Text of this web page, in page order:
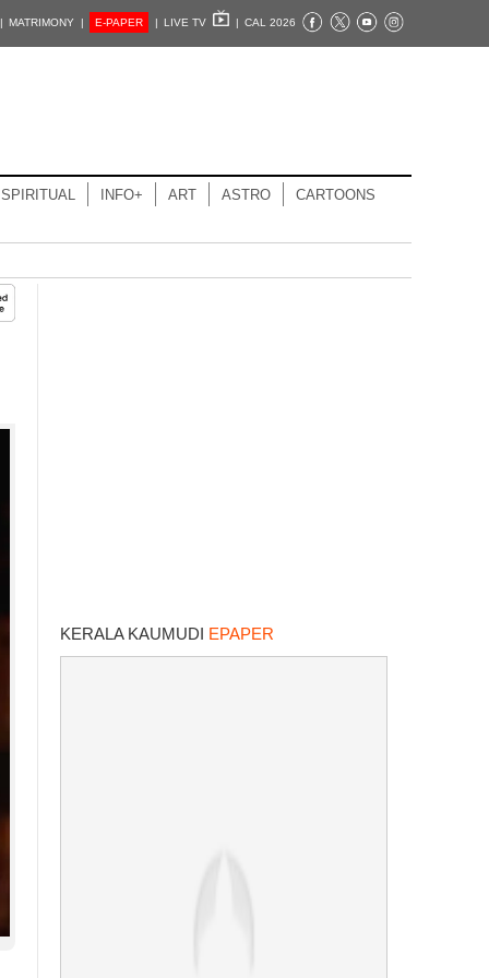
MATRIMONY | E-PAPER | LIVE TV | CAL 2026
SPIRITUAL INFO+ ART ASTRO CARTOONS
KERALA KAUMUDI EPAPER